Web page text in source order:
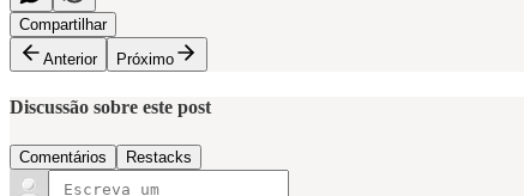
Compartilhar
Anterior
Próximo
Discussão sobre este post
Comentários Restacks